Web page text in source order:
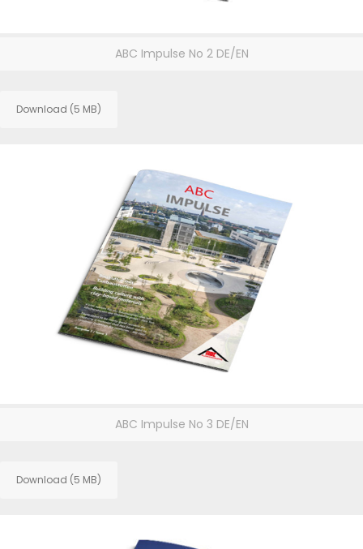
ABC Impulse No 2 DE/EN
Download (5 MB)
ABC Impulse No 3 DE/EN
Download (5 MB)